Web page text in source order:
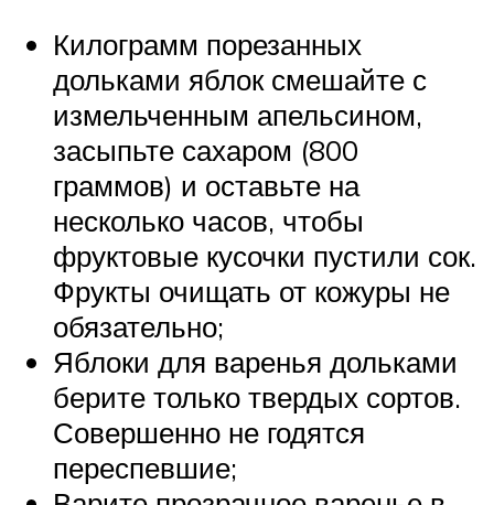
Килограмм порезанных
дольками яблок смешайте с
измельченным апельсином,
засыпьте сахаром (800
граммов) и оставьте на
несколько часов, чтобы
фруктовые кусочки пустили сок.
Фрукты очищать от кожуры не
обязательно;
Яблоки для варенья дольками
берите только твердых сортов.
Совершенно не годятся
переспевшие;